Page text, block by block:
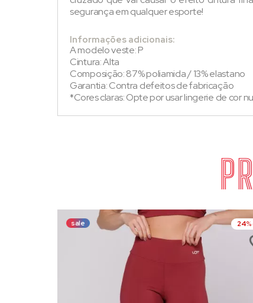
segurança em qualquer esporte!
Informações adicionais:
A modelo veste: P
Cintura: Alta
Composição: 87% poliamida / 13% elastano
Garantia: Contra defeitos de fabricação
*Cores claras: Opte por usar lingerie de cor
sale 24